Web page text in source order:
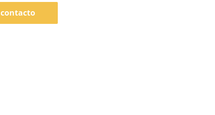
contacto